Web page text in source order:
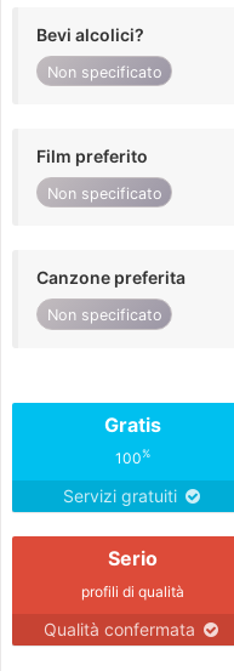
Bevi alcolici?
Non specificato
Film preferito
Non specificato
Canzone preferita
Non specificato
Gratis
100%
Servizi gratuiti
Serio
profili di qualità
Qualità confermata